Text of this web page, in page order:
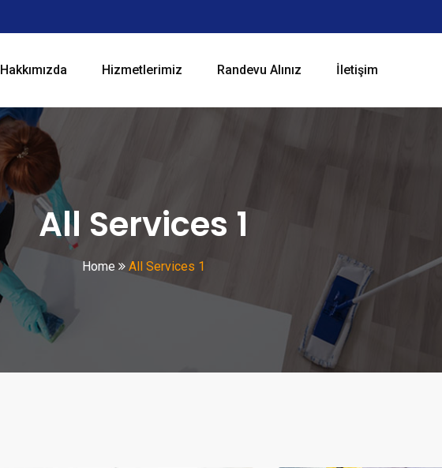
Hakkımızda Hizmetlerimiz Randevu Alınız İletişim
All Services 1
Home All Services 1